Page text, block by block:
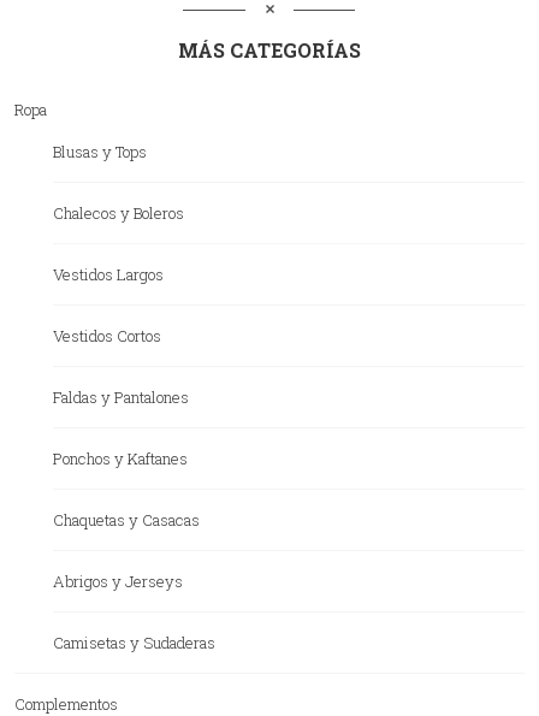
MÁS CATEGORÍAS
Ropa
Blusas y Tops
Chalecos y Boleros
Vestidos Largos
Vestidos Cortos
Faldas y Pantalones
Ponchos y Kaftanes
Chaquetas y Casacas
Abrigos y Jerseys
Camisetas y Sudaderas
Complementos